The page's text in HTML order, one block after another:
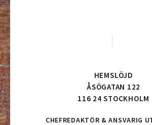
HEMSLÖJD
ÅSÖGATAN 122
116 24 STOCKHOLM
CHEFREDAKTÖR & ANSVARIG